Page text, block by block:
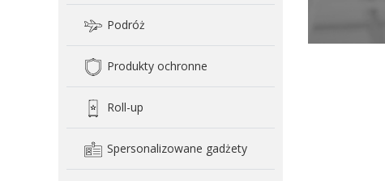
Podróż
Produkty ochronne
Roll-up
Spersonalizowane gadżety